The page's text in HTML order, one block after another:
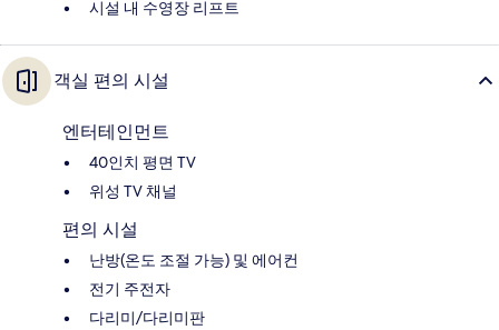
시설 내 수영장 리프트
객실 편의 시설
엔터테인먼트
40인치 평면 TV
위성 TV 채널
편의 시설
난방(온도 조절 가능) 및 에어컨
전기 주전자
다리미/다리미판